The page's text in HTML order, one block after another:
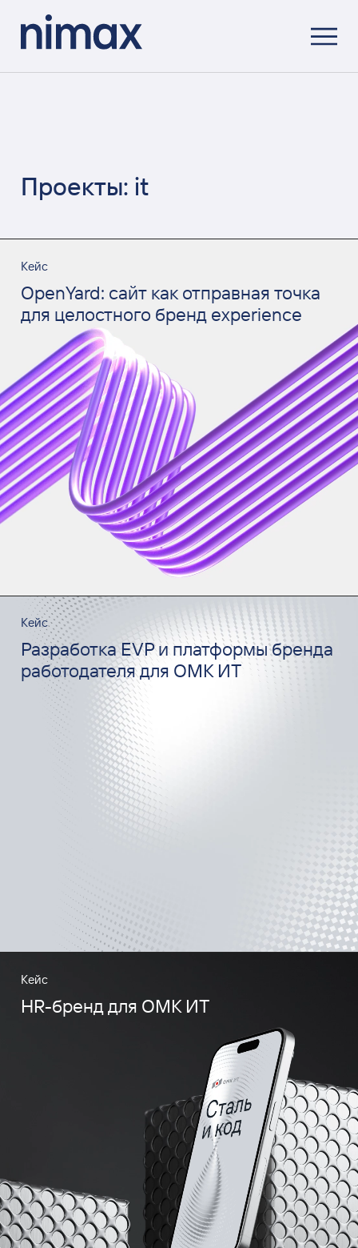
Проекты: it
Кейс
OpenYard: сайт как отправная точка
для целостного бренд experience
Кейс
Разработка EVP и платформы бренда
работодателя для ОМК ИТ
Кейс
HR-бренд для ОМК ИТ